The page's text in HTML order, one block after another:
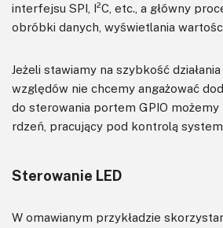
interfejsu SPI, I²C, etc., a główny
obróbki danych, wyświetlania
Jeżeli stawiamy na szybkość
względów nie chcemy angażować
do sterowania portem GPIO możemy
rdzeń, pracujący pod kontrolą
Sterowanie LED
W omawianym przykładzie